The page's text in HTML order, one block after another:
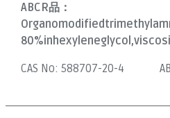
ABCR品：
CAS No:588707-20-4